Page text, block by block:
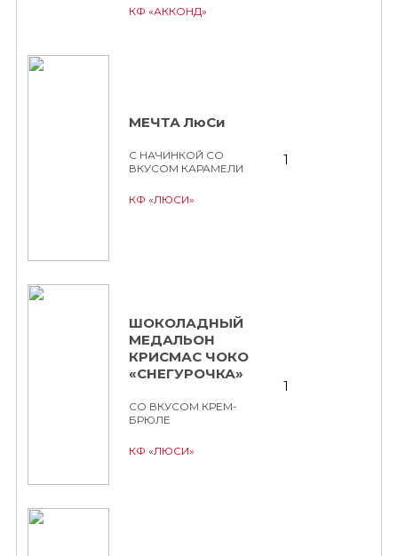
КФ «АККОНД»
МЕЧТА ЛюСи
С НАЧИНКОЙ СО
ВКУСОМ КАРАМЕЛИ
КФ «ЛЮСИ»
1
ШОКОЛАДНЫЙ
МЕДАЛЬОН
КРИСМАС ЧОКО
«СНЕГУРОЧКА»
СО ВКУСОМ КРЕМ-
БРЮЛЕ
КФ «ЛЮСИ»
1